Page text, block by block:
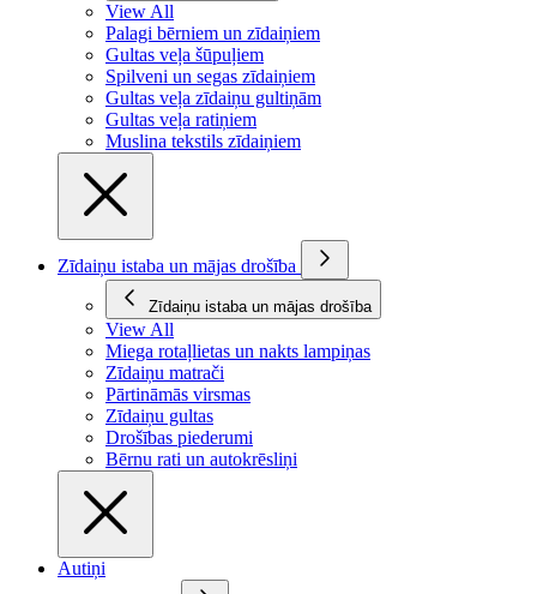
View All
Palagi bērniem un zīdaiņiem
Gultas veļa šūpuļiem
Spilveni un segas zīdaiņiem
Gultas veļa zīdaiņu gultiņām
Gultas veļa ratiņiem
Muslina tekstils zīdaiņiem
Zīdaiņu istaba un mājas drošība
Zīdaiņu istaba un mājas drošība
View All
Miega rotaļlietas un nakts lampiņas
Zīdaiņu matrači
Pārtināmās virsmas
Zīdaiņu gultas
Drošības piederumi
Bērnu rati un autokrēsliņi
Autiņi